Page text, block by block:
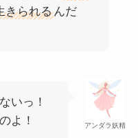
きられるんだ
アンダラ妖精
いっ！
よ！